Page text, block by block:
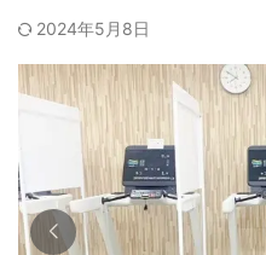
2024年5月8日